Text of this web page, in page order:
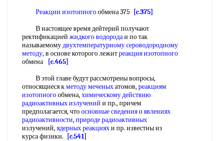
Реакции изотопногообмена 375
[c.375]
В настоящее время дейтерий получают
ректификацией жидкого водородаи по так
называемомудвухтемпературномусероводородному
методу, в основе которого лежитреакция изотопного
обмена
[c.465]
В этой главе будут рассмотрены вопросы,
относящиеся кметоду меченыхатомов,реакциям
изотопногообмена,химическому действию
радиоактивных излучений и пр., причем
предполагается, чтоосновные сведенияоявлениях
радиоактивности,природе радиоактивных
излучений,ядерных реакцияхи пр. известны из
курса физики.
[c.541]